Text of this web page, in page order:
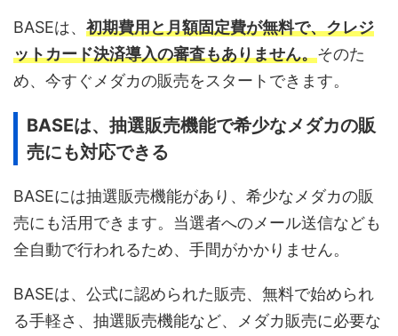
BASEは、 初期費用と月額固定費が無料で、クレジ
ットカード決済導入の審査もありません。そのた
め、今すぐメダカの販売をスタートできます。
BASEは、抽選販売機能で希少なメダカの販
売にも対応できる
BASEには抽選販売機能があり、希少なメダカの販
売にも活用できます。当選者へのメール送信なども
全自動で行われるため、手間がかかりません。
BASEは、公式に認められた販売、無料で始められ
る手軽さ、抽選販売機能など、メダカ販売に必要な